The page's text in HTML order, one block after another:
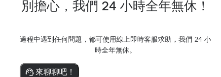
別擔心，我們 24 小時全年無休！
過程中遇到任何問題，都可使用線上即時客服求助，我們 24 小
時全年無休。
來聊聊吧！